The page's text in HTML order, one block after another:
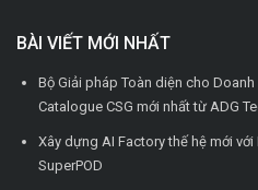
BÀI VIẾT MỚI NHẤT
Bộ Giải pháp Toàn diện cho
Catalogue CSG mới nhất từ ADG
Xây dựng AI Factory thế hệ mới
SuperPOD